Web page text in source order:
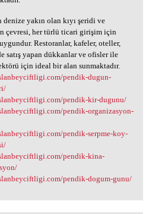
denize yakın olan kıyı şeridi ve
çevresi, her türlü ticari girişim için
Restoranlar, kafeler, oteller,
satış yapan dükkanlar ve ofisler ile
için ideal bir alan sunmaktadır.
pendik-dugun-
pendik-kir-dugunu/
pendik-organizasyon-
pendik-serpme-koy-
pendik-kina-
pendik-dogum-gunu/